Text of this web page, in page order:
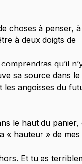
choses à penser, à
à deux doigts de
qu’il
sa source dans le
les angoisses du
le haut du panier,
« hauteur » de mes
Et tu es